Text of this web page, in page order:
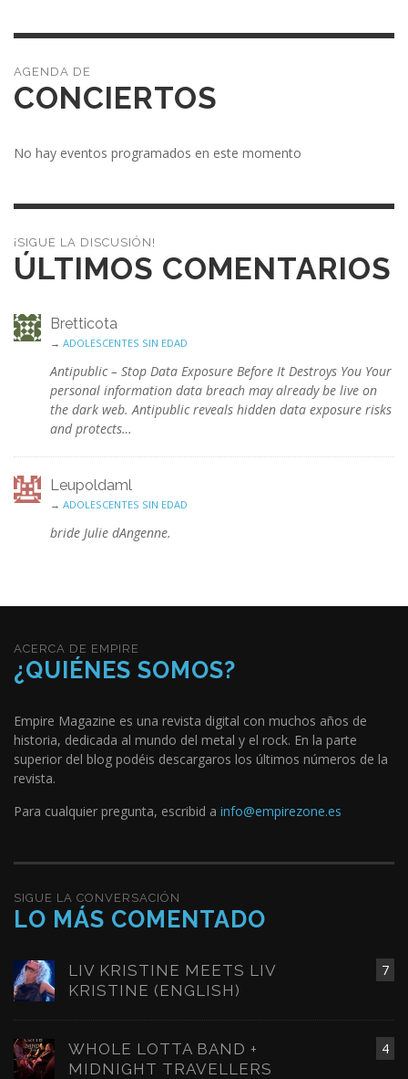
CONCIERTOS
No hay eventos programados en este momento
¡SIGUE LA DISCUSIÓN!
ÚLTIMOS COMENTARIOS
Bretticota
→ ADOLESCENTES SIN EDAD
Antipublic – Stop Data Exposure Before It Destroys You Your
personal information data breach may already be live on
the dark web. Antipublic reveals hidden data exposure risks
and protects…
Leupoldaml
→ ADOLESCENTES SIN EDAD
bride Julie dAngenne.
ACERCA DE EMPIRE
¿QUIÉNES SOMOS?
Empire Magazine es una revista digital con muchos años de
historia, dedicada al mundo del metal y el rock. En la parte
superior del blog podéis descargaros los últimos números de la
revista.
Para cualquier pregunta, escribid a info@empirezone.es
SIGUE LA CONVERSACIÓN
LO MÁS COMENTADO
7
LIV KRISTINE MEETS LIV
KRISTINE (ENGLISH)
4
WHOLE LOTTA BAND +
MIDNIGHT TRAVELLERS